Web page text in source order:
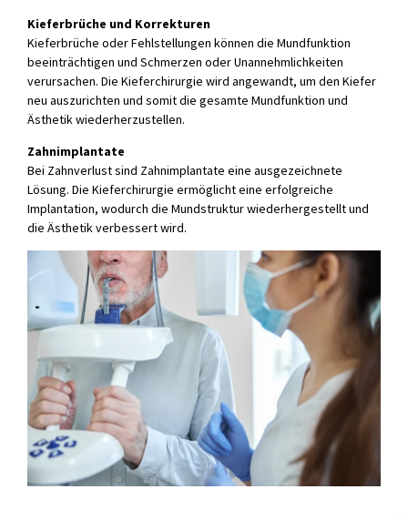
Kieferbrüche und Korrekturen
Kieferbrüche oder Fehlstellungen können die Mundfunktion
beeinträchtigen und Schmerzen oder Unannehmlichkeiten
verursachen. Die Kieferchirurgie wird angewandt, um den Kiefer
neu auszurichten und somit die gesamte Mundfunktion und
Ästhetik wiederherzustellen.
Zahnimplantate
Bei Zahnverlust sind Zahnimplantate eine ausgezeichnete
Lösung. Die Kieferchirurgie ermöglicht eine erfolgreiche
Implantation, wodurch die Mundstruktur wiederhergestellt und
die Ästhetik verbessert wird.